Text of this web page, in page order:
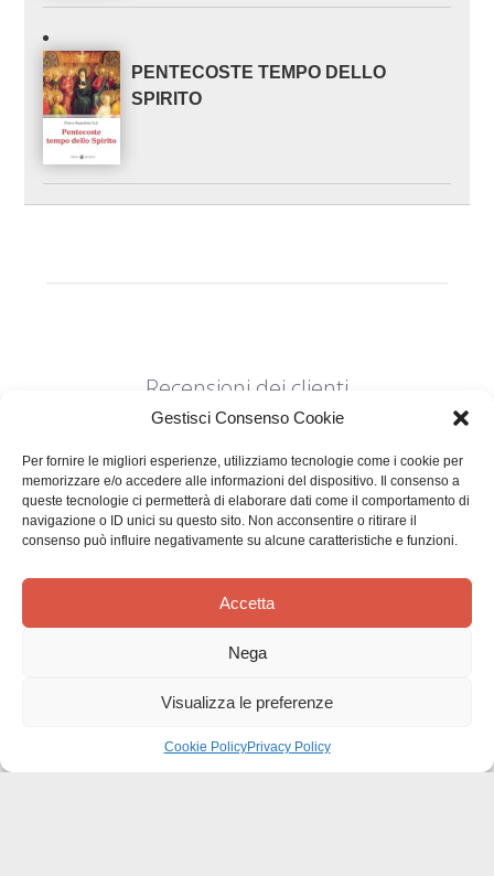
Gestisci Consenso Cookie
Per fornire le migliori esperienze, utilizziamo tecnologie come i cookie per
memorizzare e/o accedere alle informazioni del dispositivo. Il consenso a
queste tecnologie ci permetterà di elaborare dati come il comportamento di
navigazione o ID unici su questo sito. Non acconsentire o ritirare il
consenso può influire negativamente su alcune caratteristiche e funzioni.
Accetta
Nega
Visualizza le preferenze
Cookie PolicyPrivacy Policy
PENTECOSTE TEMPO DELLO
SPIRITO
Recensioni dei clienti
Siamo in cerca di stelle!
Comunicaci cosa ne pensi
Sii il primo a scrivere una
recensione